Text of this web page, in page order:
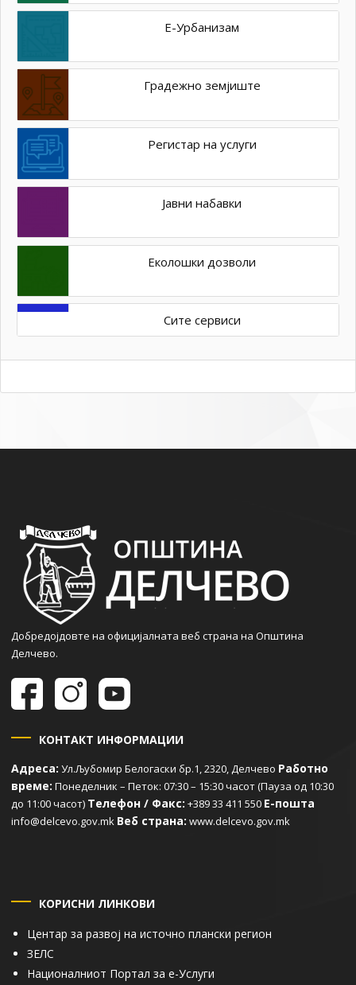
Е-Урбанизам
Градежно земјиште
Регистар на услуги
Јавни набавки
Еколошки дозволи
Сите сервиси
Добредојдовте на официјалната веб страна на Општина
Делчево.
КОНТАКТ ИНФОРМАЦИИ
Адреса: Ул.Љубомир Белогаски бр.1, 2320, Делчево Работно
време: Понеделник – Петок: 07:30 – 15:30 часот (Пауза од 10:30
до 11:00 часот) Телефон / Факс: +389 33 411 550 Е-пошта
info@delcevo.gov.mk Веб страна: www.delcevo.gov.mk
КОРИСНИ ЛИНКОВИ
Центар за развој на источно плански регион
ЗЕЛС
Националниот Портал за е-Услуги